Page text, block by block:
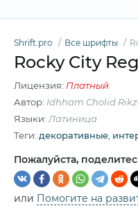
Shrift.pro Все шрифты
Rocky City
Лицензия: Платный
Автор: Idhham Cholid
Языки: Латиница
Теги: декоративные
Пожалуйста,
или Помогите на